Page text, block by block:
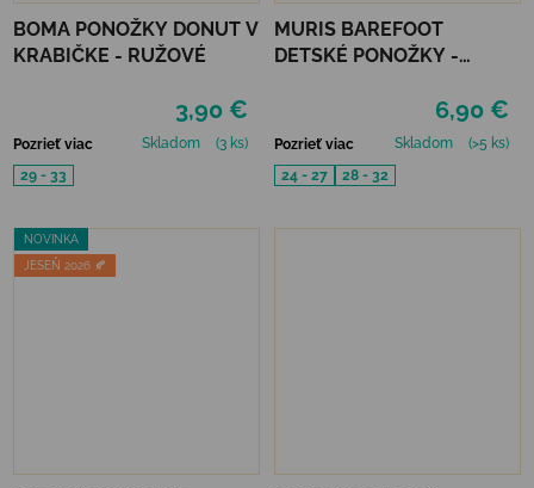
BOMA PONOŽKY DONUT V
KRABIČKE - RUŽOVÉ
3,90 €
Pozrieť viac Skladom
(3 ks)
29 - 33
MURIS BAREFOOT
DETSKÉ PONOŽKY -
6,90 €
Pozrieť viac Skladom
(>5 ks)
24 - 27
28 - 32
NOVINKA
JESEŇ 2026 🍂